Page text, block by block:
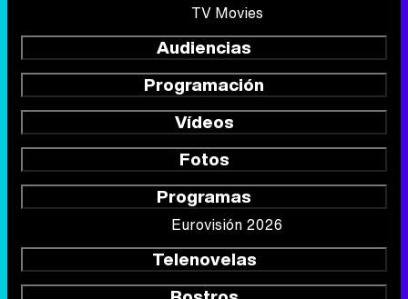
TV Movies
Audiencias
Programación
Vídeos
Fotos
Programas
Eurovisión 2026
Telenovelas